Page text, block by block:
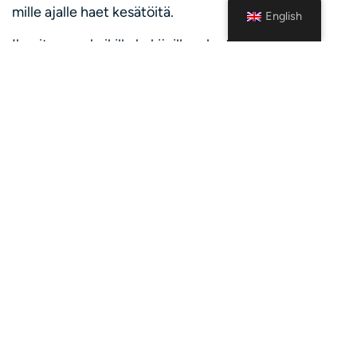
mille ajalle haet kesätöitä.
Ilmoitamme kaikille hakijoille rekrytointien
English